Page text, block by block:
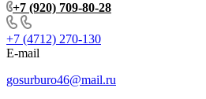
+7 (920) 709-80-28
+7 (4712) 270-130
E-mail
gosurburo46@mail.ru